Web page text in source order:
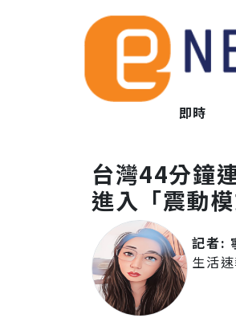
即時
台灣44分鐘
進入「震動模
記者:
生活